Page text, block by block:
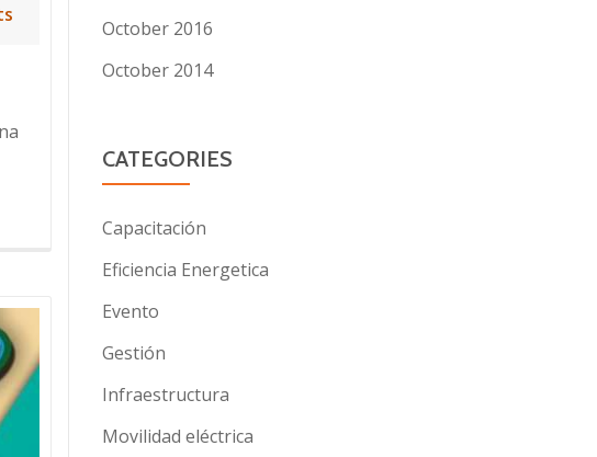
October 2016
October 2014
CATEGORIES
Capacitación
Eficiencia Energetica
Evento
Gestión
Infraestructura
Movilidad eléctrica